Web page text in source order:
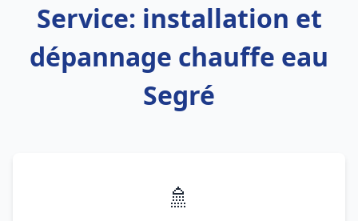
Service: installation et
dépannage chauffe eau
Segré
🚿